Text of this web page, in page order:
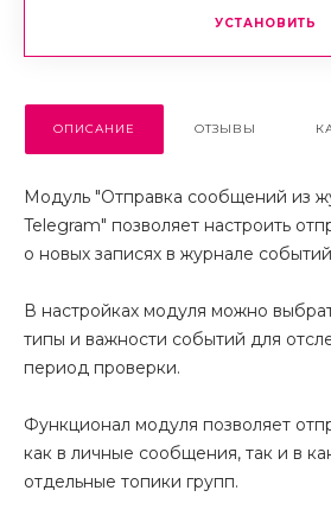
УСТАНОВИТЬ
ОПИСАНИЕ ОТЗЫВЫ
Модуль "Отправка сообщений из
Telegram" позволяет настроить
о новых записях в журнале
В настройках модуля можно
типы и важности событий для
период проверки.
Функционал модуля позволяет
как в личные сообщения, так и в
отдельные топики групп.